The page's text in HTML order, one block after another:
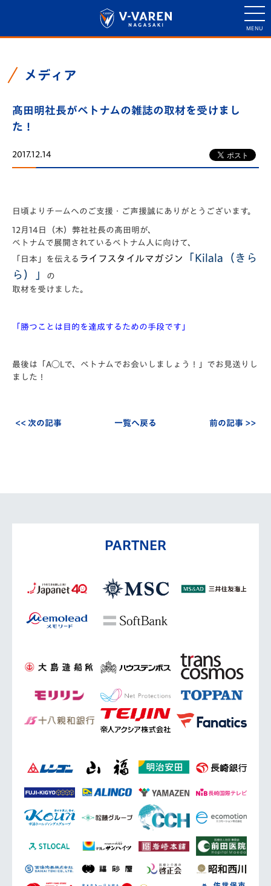
メディア
髙田明社長がベトナムの雑誌の取材を受けまし
た！
2017.12.14
日頃よりチームへのご支援・ご声援誠にありがとうございます。
12月14日（木）弊社社長の髙田明が、
ベトナムで展開されているベトナム人に向けて、
「日本」を伝える ライフスタイルマガジン
「Kilala（きら
ら）」
の
取材を受けました。
「勝つことは目的を達成するための手段です」
最後は「A◯Lで、ベトナムでお会いしましょう！」でお見送りし
ました！
<< 次の記事 一覧へ戻る 前の記事 >>
PARTNER